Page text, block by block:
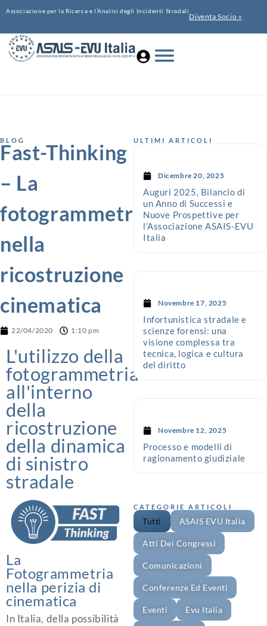
Associazione per la Ricerca e l’Analisi degli Incidenti Stradali
Diventa Socio »
BLOG
Fast-Thinking
– La
fotogrammetria
nella
ricostruzione
cinematica
22/04/2020 1:10 pm
L'utilizzo della
fotogrammetria
all'interno
della
ricostruzione
della dinamica
di sinistro
stradale
La
Fotogrammetria
nella perizia di
cinematica
In Italia, della possibilità
ULTIMI ARTICOLI
Dicembre 20, 2025
Auguri 2025, Bilancio di
un Anno di Successi e
Nuove Prospettive per
l’Associazione ASAIS-EVU
Italia
Novembre 17, 2025
Infortunistica stradale e
scienze forensi: una
visione complessa tra
tecnica, logica e cultura
del diritto
Novembre 12, 2025
Processo e modelli di
ragionamento giudiziale
CATEGORIE ARTICOLI
ASAIS EVU Italia
Atti Dei Congressi
Comunicazioni
Conferenze Ed Eventi
Eventi Evu Italia
Tutti